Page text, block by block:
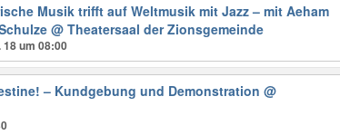
Musik trifft auf Weltmusik mit Jazz – mit Aeham
@ Theatersaal der Zionsgemeinde
18 um 08:00
– Kundgebung und Demonstration@